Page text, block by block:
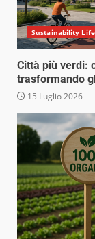
Sustainability Life
Città più verdi:
trasformando
15 Luglio 2026